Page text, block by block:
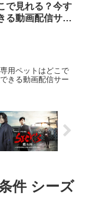
で見れる？今す
る動画配信サー
用ペットはどこで
きる動画配信サー
件 シーズ